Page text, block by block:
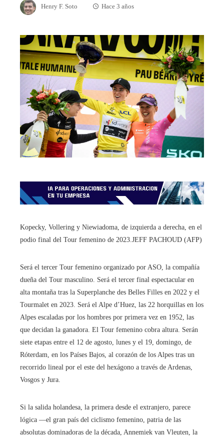
Henry F. Soto Hace 3 años
Kopecky, Vollering y Niewiadoma, de izquierda a derecha, en el
podio final del Tour femenino de 2023. JEFF PACHOUD (AFP)
Será el tercer Tour femenino organizado por ASO, la compañía
dueña del Tour masculino. Será el tercer final espectacular en
alta montaña tras la Superplanche des Belles Filles en 2022 y el
Tourmalet en 2023. Será el Alpe d’Huez, las 22 horquillas en los
Alpes escaladas por los hombres por primera vez en 1952, las
que decidan la ganadora. El Tour femenino cobra altura. Serán
siete etapas entre el 12 de agosto, lunes y el 19, domingo, de
Róterdam, en los Países Bajos, al corazón de los Alpes tras un
recorrido lineal por el este del hexágono a través de Ardenas,
Vosgos y Jura.
Si la salida holandesa, la primera desde el extranjero, parece
lógica —el gran país del ciclismo femenino, patria de las
absolutas dominadoras de la década, Annemiek van Vleuten, la